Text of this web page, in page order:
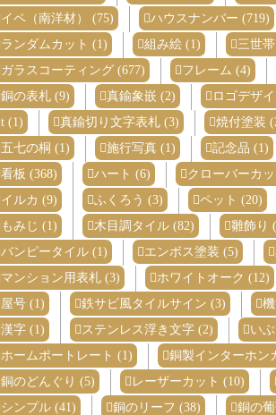
イペ（南洋材） (75)
ハウスナンバー (719)
ランダムカット (1)
組み絵 (1) 三世
ガラスコーティング (677)
フレーム (4)
銅の表札 (9)
真鍮象嵌 (2) ロゴデザ
t (1)
真鍮切り文字表札 (3) 焼付塗装
五七の桐 (1)
施行写真 (1) 記念品 (1)
看板 (368)
ハート (6) クローバーカ
イルカ (9)
ふくろう (3) ペット (20)
もみじ (1)
木目調タイル (82) 雛飾り
バンピータイル (1)
エンボス塗装 (5)
マンション用表札 (3)
ホワイトオーク (12)
屋号 (1)
鉄サビ風タイルサイン (3)
漢字 (1)
ステンレス浮き文字 (2)
い
ホームポートレート (1)
銅製インターホン
銅のどんぐり (5)
レーザーカット (10)
シンプル (41)
銅のリーフ (38) 銅の